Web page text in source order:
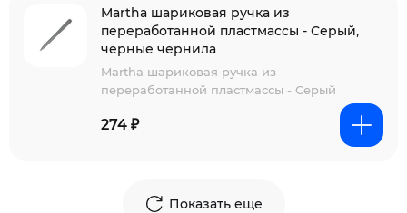
Martha шариковая ручка из
переработанной пластмассы - Серый,
черные чернила
Martha шариковая ручка из
переработанной пластмассы - Серый
274 ₽
Показать еще